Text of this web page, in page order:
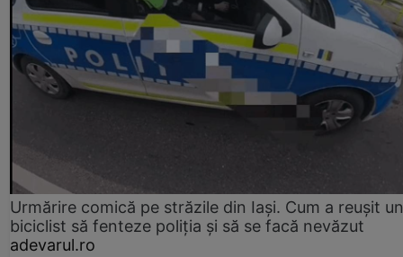
Urmărire comică pe străzile din Iași. Cum a reușit un
biciclist să fenteze poliția și să se facă nevăzut
adevarul.ro